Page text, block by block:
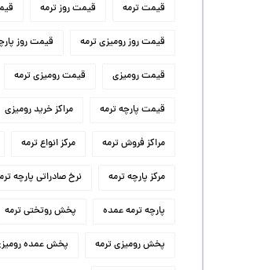
قیمت ترمه قیمت روز ترمه
قیمت روز رومیزی ترمه قیمت روز
قیمت رومیزی قیمت رومیزی ترمه
قیمت پارچه ترمه مراکز خرید رومیزی
مراکز فروش ترمه مرکز انواع ترمه
مرکز پارچه ترمه نرخ صادراتی پارچه
پارچه ترمه عمده پخش روتختی ترمه
پخش رومیزی ترمه پخش عمده